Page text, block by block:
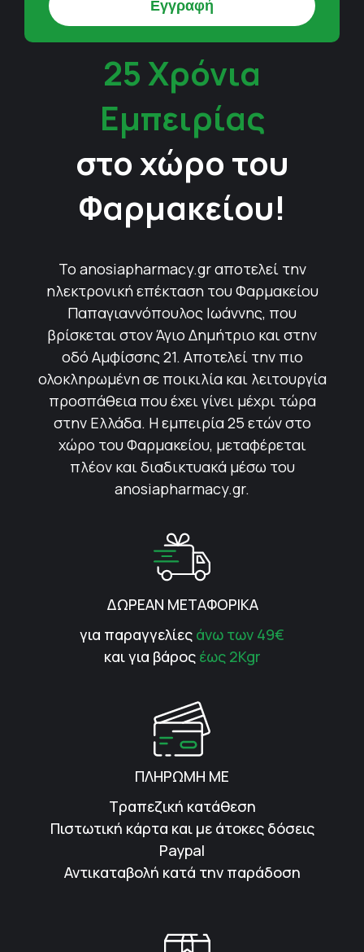
25 Χρόνια
Εμπειρίας
στο χώρο του
Φαρμακείου!
Το anosiapharmacy.gr αποτελεί την
ηλεκτρονική επέκταση του Φαρμακείου
Παπαγιαννόπουλος Ιωάννης, που
βρίσκεται στον Άγιο Δημήτριο και στην
οδό Αμφίσσης 21. Αποτελεί την πιο
ολοκληρωμένη σε ποικιλία και λειτουργία
προσπάθεια που έχει γίνει μέχρι τώρα
στην Ελλάδα. Η εμπειρία 25 ετών στο
χώρο του Φαρμακείου, μεταφέρεται
πλέον και διαδικτυακά μέσω του
anosiapharmacy.gr.
ΔΩΡΕΑΝ ΜΕΤΑΦΟΡΙΚΑ
για παραγγελίες άνω των 49€
και για βάρος έως 2Kgr
ΠΛΗΡΩΜΗ ΜΕ
Τραπεζική κατάθεση
Πιστωτική κάρτα και με άτοκες δόσεις
Paypal
Αντικαταβολή κατά την παράδοση